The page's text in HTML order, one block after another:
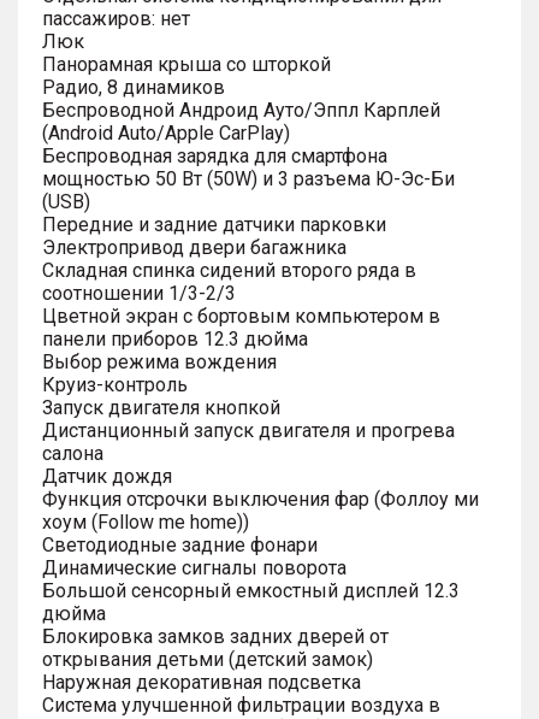
пассажиров: нет
Люк
Панорамная крыша со шторкой
Радио, 8 динамиков
Беспроводной Андроид Ауто/Эппл Карплей
(Android Auto/Apple CarPlay)
Беспроводная зарядка для смартфона
мощностью 50 Вт (50W) и 3 разъема Ю-Эс-Би
(USB)
Передние и задние датчики парковки
Электропривод двери багажника
Складная спинка сидений второго ряда в
соотношении 1/3-2/3
Цветной экран с бортовым компьютером в
панели приборов 12.3 дюйма
Выбор режима вождения
Круиз-контроль
Запуск двигателя кнопкой
Дистанционный запуск двигателя и прогрева
салона
Датчик дождя
Функция отсрочки выключения фар (Фоллоу ми
хоум (Follow me home))
Светодиодные задние фонари
Динамические сигналы поворота
Большой сенсорный емкостный дисплей 12.3
дюйма
Блокировка замков задних дверей от
открывания детьми (детский замок)
Наружная декоративная подсветка
Система улучшенной фильтрации воздуха в